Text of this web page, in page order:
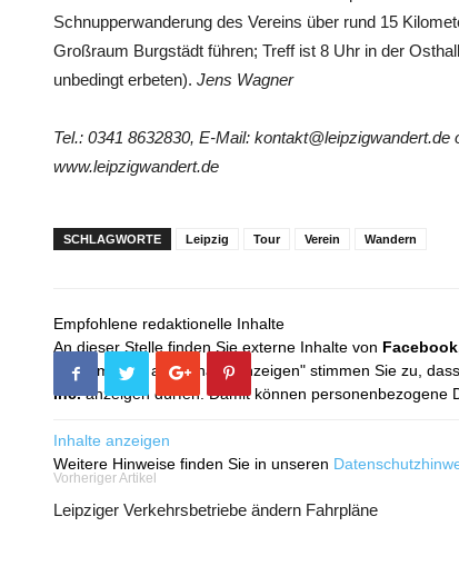
Schnupperwanderung des Vereins über rund 15
Großraum Burgstädt führen; Treff ist 8 Uhr in der
unbedingt erbeten). Jens Wagner
Tel.: 0341 8632830, E-Mail:
www.leipzigwandert.de
SCHLAGWORTE Leipzig Tour Verein Wandern
Empfohlene redaktionelle Inhalte
An dieser Stelle finden Sie externe Inhalte von
Mit dem Klick auf "Inhalte anzeigen" stimmen Sie zu,
Inc.anzeigen dürfen. Damit können personenbezogene
Inhalte anzeigen
Weitere Hinweise finden Sie in unseren
Vorheriger Artikel
Leipziger Verkehrsbetriebe ändern Fahrpläne